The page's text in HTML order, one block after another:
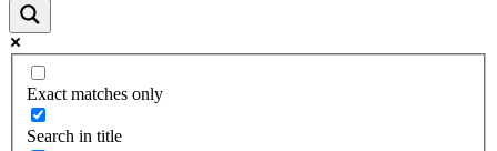
Exact matches only
Search in title